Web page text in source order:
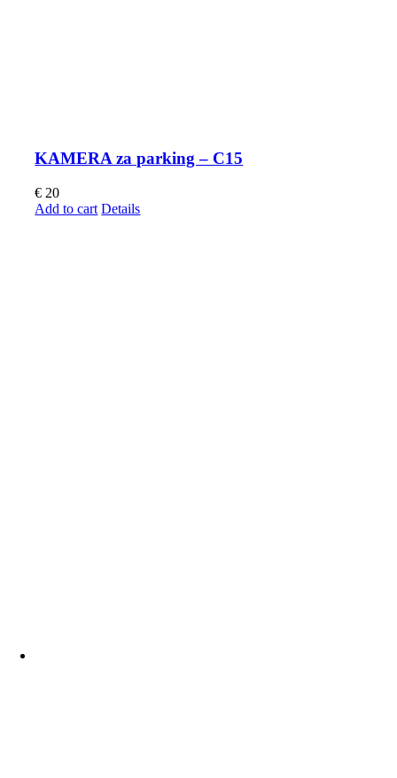
KAMERA za parking – C15
€ 20
Add to cart Details